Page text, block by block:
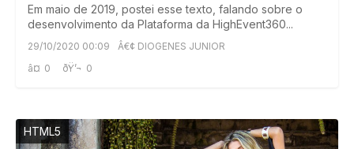
Em maio de 2019, postei esse texto, falando sobre o
desenvolvimento da Plataforma da HighEvent360...
29/10/2020 00:09
Â€¢ DIOGENES JUNIOR
â¤ 0 ðŸ’¬ 0
HTML5